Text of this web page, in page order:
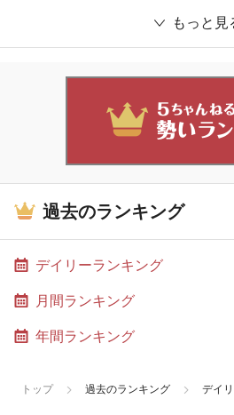
もっと見
過去のランキング
デイリーランキング
月間ランキング
年間ランキング
トップ 過去のランキング デイ